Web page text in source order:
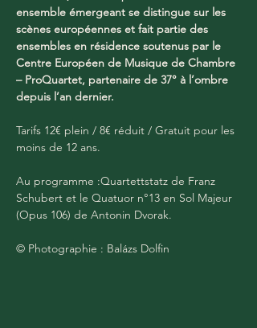
ensemble émergeant se distingue sur les
scènes européennes et fait partie des
ensembles en résidence soutenus par le
Centre Européen de Musique de Chambre
– ProQuartet, partenaire de 37° à l’ombre
depuis l’an dernier.
Tarifs 12€ plein / 8€ réduit / Gratuit pour les
moins de 12 ans.
Au programme :Quartettstatz de Franz
Schubert et le Quatuor n°13 en Sol Majeur
(Opus 106) de Antonin Dvorak.
© Photographie : Balázs Dolfin